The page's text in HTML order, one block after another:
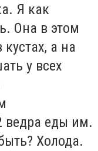
Я как
Она в этом
а на
у всех
ведра еды им.
Холода.